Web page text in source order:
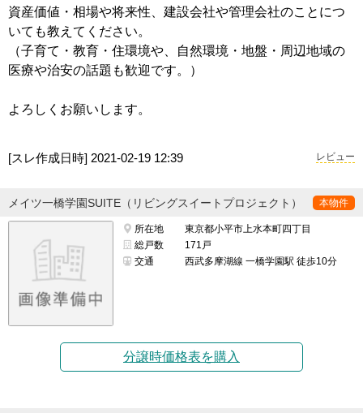
資産価値・相場や将来性、建設会社や管理会社のことにつ
いても教えてください。
（子育て・教育・住環境や、自然環境・地盤・周辺地域の
医療や治安の話題も歓迎です。）
よろしくお願いします。
[スレ作成日時] 2021-02-19 12:39 レビュー
メイツ一橋学園SUITE（リビングスイートプロジェクト） 本物件
所在地
東京都小平市上水本町四丁目
総戸数
171戸
交通
西武多摩湖線 一橋学園駅 徒歩10分
分譲時価格表を購入